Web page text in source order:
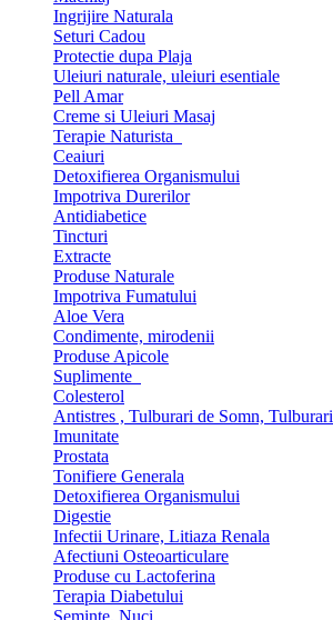
Ingrijire Naturala
Seturi Cadou
Protectie dupa Plaja
Uleiuri naturale, uleiuri esentiale
Pell Amar
Creme si Uleiuri Masaj
Terapie Naturista
Ceaiuri
Detoxifierea Organismului
Impotriva Durerilor
Antidiabetice
Tincturi
Extracte
Produse Naturale
Impotriva Fumatului
Aloe Vera
Condimente, mirodenii
Produse Apicole
Suplimente
Colesterol
Antistres , Tulburari de Somn,
Imunitate
Prostata
Tonifiere Generala
Detoxifierea Organismului
Digestie
Infectii Urinare, Litiaza Renala
Afectiuni Osteoarticulare
Produse cu Lactoferina
Terapia Diabetului
Seminte, Nuci